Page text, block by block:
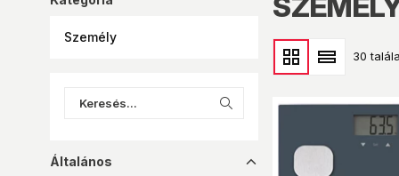
30
Személy
Általános dropup_16